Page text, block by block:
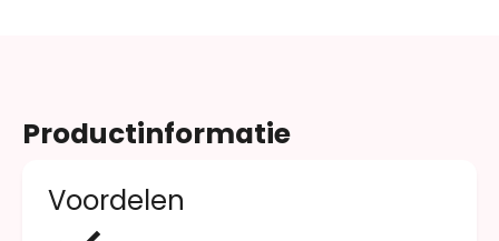
Productinformatie
Voordelen